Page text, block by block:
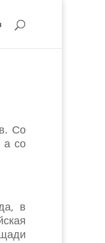
Со
а со
в